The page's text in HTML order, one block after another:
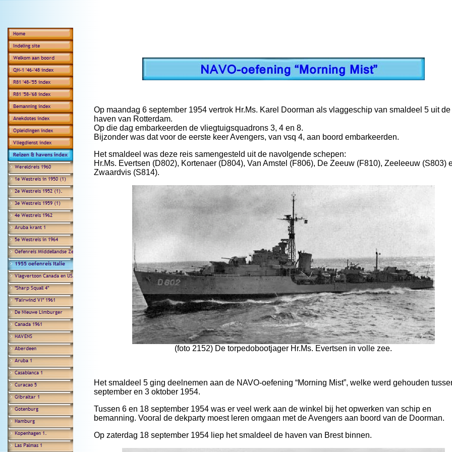
Op maandag 6 september 1954 vertrok Hr.Ms. Karel Doorman als vlaggeschip van smaldeel 5 uit de
haven van Rotterdam.
Op die dag embarkeerden de vliegtuigsquadrons 3, 4 en 8.
Bijzonder was dat voor de eerste keer Avengers, van vsq 4, aan boord embarkeerden.
Het smaldeel was deze reis samengesteld uit de navolgende schepen:
Hr.Ms. Evertsen (D802), Kortenaer (D804), Van Amstel (F806), De Zeeuw (F810), Zeeleeuw (S803)
Zwaardvis (S814).
(foto 2152) De torpedobootjager Hr.Ms. Evertsen in volle zee.
Het smaldeel 5 ging deelnemen aan de NAVO-oefening “Morning Mist”, welke werd gehouden
september en 3 oktober 1954.
Tussen 6 en 18 september 1954 was er veel werk aan de winkel bij het opwerken van schip en
bemanning. Vooral de dekparty moest leren omgaan met de Avengers aan boord van de Doorman.
Op zaterdag 18 september 1954 liep het smaldeel de haven van Brest binnen.